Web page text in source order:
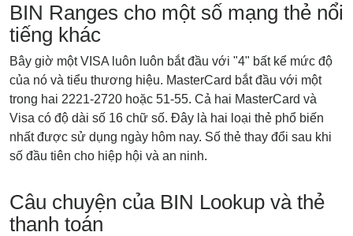
BIN Ranges cho một số mạng thẻ nổi
tiếng khác
Bây giờ một VISA luôn luôn bắt đầu với "4" bất kể mức độ
của nó và tiểu thương hiệu. MasterCard bắt đầu với một
trong hai 2221-2720 hoặc 51-55. Cả hai MasterCard và
Visa có độ dài số 16 chữ số. Đây là hai loại thẻ phổ biến
nhất được sử dụng ngày hôm nay. Số thẻ thay đổi sau khi
số đầu tiên cho hiệp hội và an ninh.
Câu chuyện của BIN Lookup và thẻ
thanh toán